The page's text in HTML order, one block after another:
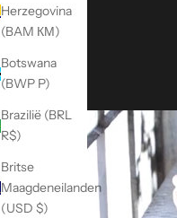
Herzegovina
(BAM КМ)
Botswana
(BWP P)
Brazilië (BRL
R$)
Britse
Maagdeneilanden
(USD $)